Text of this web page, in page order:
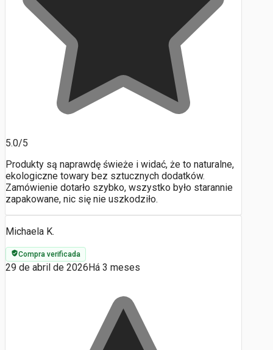
5.0/5
Produkty są naprawdę świeże i widać, że to naturalne,
ekologiczne towary bez sztucznych dodatków.
Zamówienie dotarło szybko, wszystko było starannie
zapakowane, nic się nie uszkodziło.
Michaela K.
Compra verificada
29 de abril de 2026 Há 3 meses